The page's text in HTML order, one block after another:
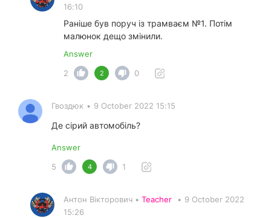
16:10
Раніше був поруч із трамваєм №1. Потім
малюнок дещо змінили.
Answer
2
2 0
Гвоздюк • 9 October 2022 15:15
Де сірий автомобіль?
Answer
5
4 1
Антон Вікторович • Teacher • 9 October 2022
15:26